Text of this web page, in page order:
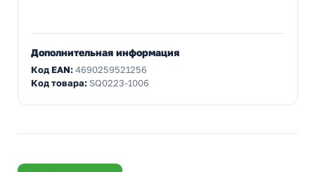
Дополнительная информация
Код EAN:4690259521256
Код товара: SQ0223-1006